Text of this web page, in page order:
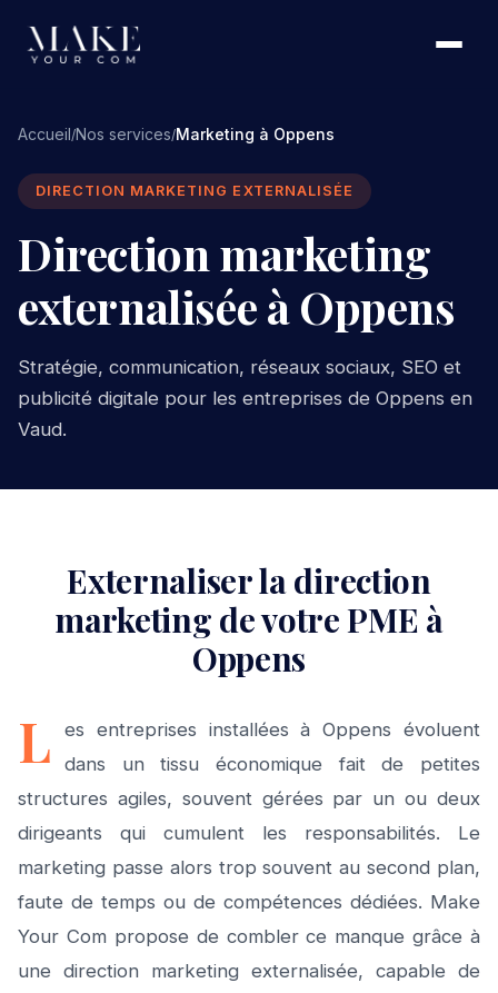
Accueil/Nos services/Marketing à Oppens
DIRECTION MARKETING EXTERNALISÉE
Direction marketing
externalisée à Oppens
Stratégie, communication, réseaux sociaux, SEO et
publicité digitale pour les entreprises de Oppens en
Vaud.
Externaliser la direction
marketing de votre PME à
Oppens
L
es entreprises installées à Oppens évoluent
dans un tissu économique fait de petites
structures agiles, souvent gérées par un ou deux
dirigeants qui cumulent les responsabilités. Le
marketing passe alors trop souvent au second plan,
faute de temps ou de compétences dédiées. Make
Your Com propose de combler ce manque grâce à
une direction marketing externalisée, capable de